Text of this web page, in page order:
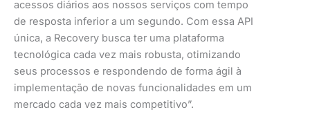
acessos diários aos nossos serviços com tempo
de resposta inferior a um segundo. Com essa API
única, a Recovery busca ter uma plataforma
tecnológica cada vez mais robusta, otimizando
seus processos e respondendo de forma ágil à
implementação de novas funcionalidades em um
mercado cada vez mais competitivo”.